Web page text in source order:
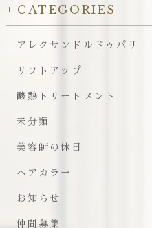
CATEGORIES
アレクサンドルドゥパリ
リフトアップ
酸熱トリートメント
未分類
美容師の休日
ヘアカラー
お知らせ
仲間募集